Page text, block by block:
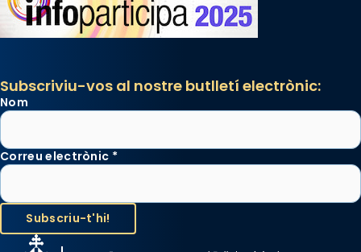
Subscriviu-vos al nostre butlletí electrònic:
Nom
Correu electrònic *